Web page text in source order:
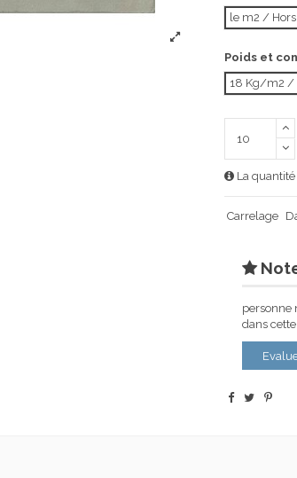
le m2 /
Poids et
18 Kg/m2 /
La
Carrelage
personne
dans